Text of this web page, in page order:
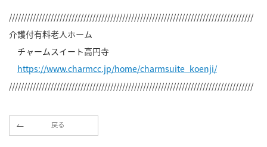
//////////////////////////////////////////////////////////////////////////////////
介護付有料老人ホーム
チャームスイート高円寺
https://www.charmcc.jp/home/charmsuite_koenji/
//////////////////////////////////////////////////////////////////////////////////
戻る